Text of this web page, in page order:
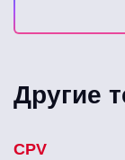
Другие
CPV